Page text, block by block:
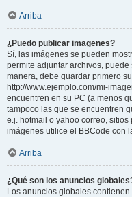
Arriba
¿Puedo publicar imagenes?
Sí, las imágenes se pueden
permite adjuntar archivos,
manera, debe guardar primero
http://www.ejemplo.com/mi-
encuentren en su PC (a menos
tampoco las que se encuentren
e.j. hotmail o yahoo correo,
imágenes utilice el BBCode con
Arriba
¿Qué son los anuncios
Los anuncios globales